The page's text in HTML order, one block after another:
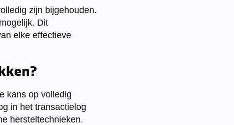
zijn bijgehouden.
Dit
elke effectieve
kans op volledig
in het transactielog
hersteltechnieken.